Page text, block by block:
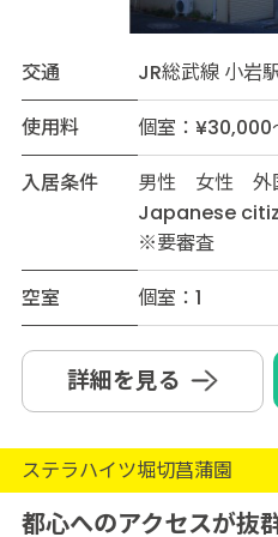
交通
JR総武線 小岩
使用料
個室：
入居条件
男性 女性 外
Japanese
※要審査
空室
個室：1
詳細を見る
ステラハイツ堀切菖蒲園
都心へのアクセスが抜